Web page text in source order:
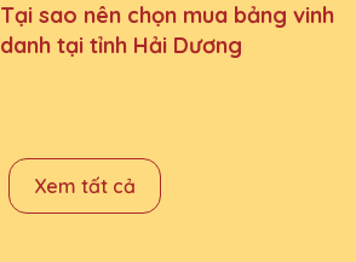
Tại sao nên chọn mua bảng vinh
danh tại tỉnh Hải Dương
Xem tất cả